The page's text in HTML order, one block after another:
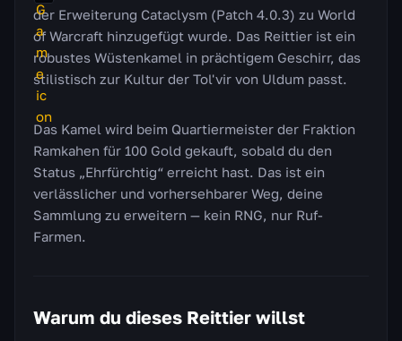
der Erweiterung Cataclysm (Patch 4.0.3) zu World
of Warcraft hinzugefügt wurde. Das Reittier ist ein
robustes Wüstenkamel in prächtigem Geschirr, das
stilistisch zur Kultur der Tol'vir von Uldum passt.
Das Kamel wird beim Quartiermeister der Fraktion
Ramkahen für 100 Gold gekauft, sobald du den
Status „Ehrfürchtig“ erreicht hast. Das ist ein
verlässlicher und vorhersehbarer Weg, deine
Sammlung zu erweitern — kein RNG, nur Ruf-
Farmen.
Warum du dieses Reittier willst